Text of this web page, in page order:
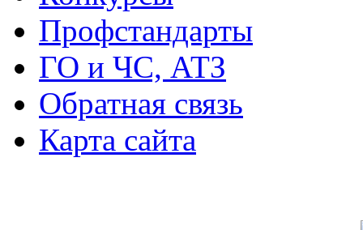
Профстандарты
ГО и ЧС, АТЗ
Обратная связь
Карта сайта